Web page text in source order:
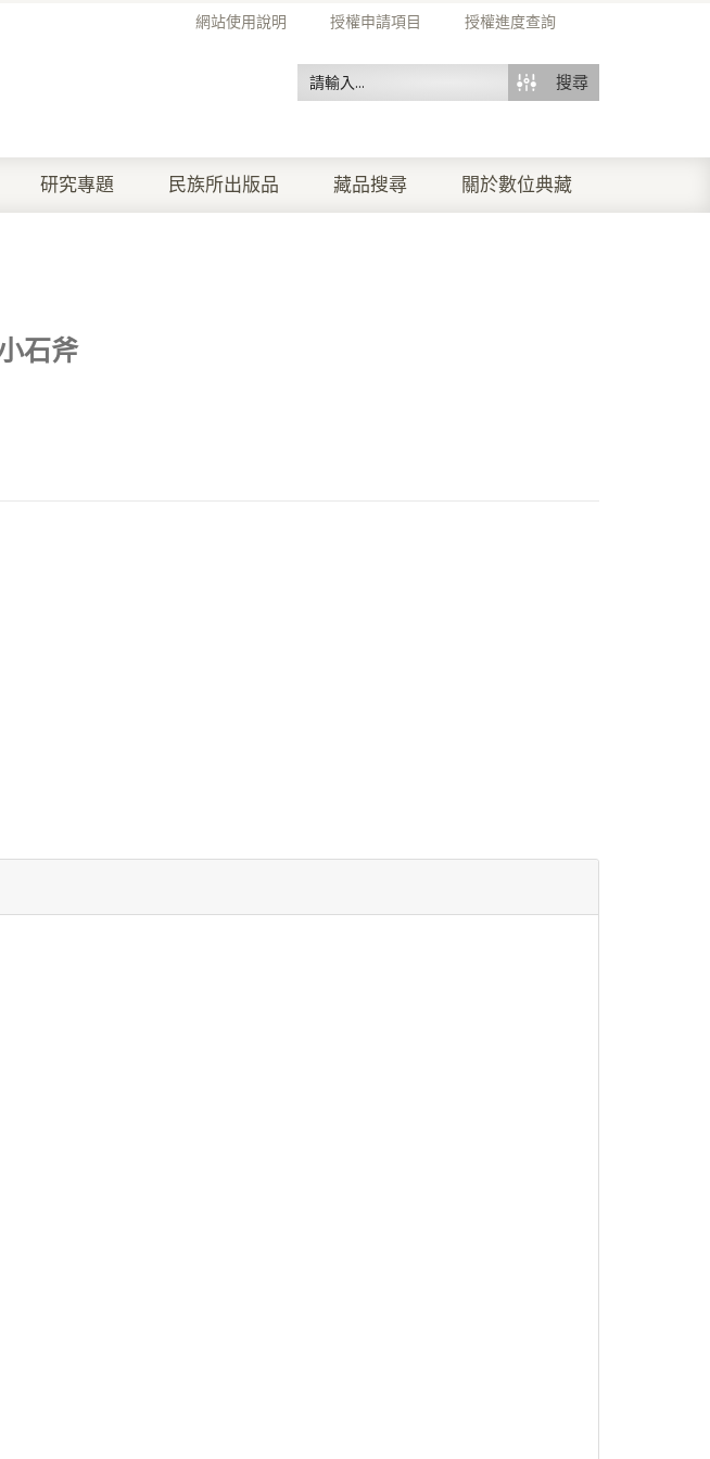
網站使用說明 授權申請項目 授權進度查詢
搜尋
研究專題 民族所出版品 藏品搜尋 關於數位典藏
石斧